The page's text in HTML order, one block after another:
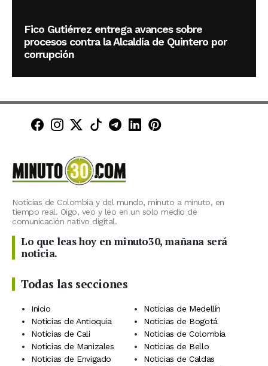
Fico Gutiérrez entrega avances sobre
procesos contra la Alcaldía de Quintero por
corrupción
Minuto30 en Facebook
Minuto30 en Instagram
Minuto30 en X (Twitter)
Minuto30 en TikTok
Canal de Minuto30 en
Minuto30 en LinkedIn
Minuto30 en
Noticias de Colombia y del mundo, minuto a minuto, en
tiempo real. Oigo, veo y leo en un solo medio de
comunicación nativo digital.
Lo que leas hoy en minuto30, mañana será
noticia.
Todas las secciones
Inicio
Noticias de Medellín
Noticias de Antioquia
Noticias de Bogotá
Noticias de Cali
Noticias de Colombia
Noticias de Manizales
Noticias de Bello
Noticias de Envigado
Noticias de Caldas